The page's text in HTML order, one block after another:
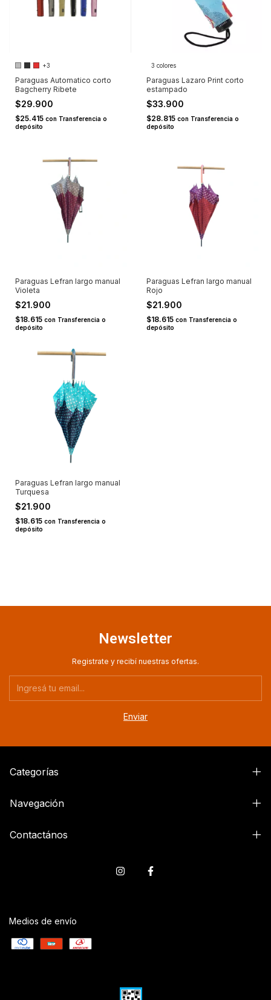
+3
Paraguas Automatico corto
Bagcherry Ribete
$29.900
$25.415 con Transferencia o
depósito
3 colores
Paraguas Lazaro Print corto
estampado
$33.900
$28.815 con Transferencia o
depósito
Paraguas Lefran largo manual
Violeta
$21.900
$18.615 con Transferencia o
depósito
Paraguas Lefran largo manual
Rojo
$21.900
$18.615 con Transferencia o
depósito
Paraguas Lefran largo manual
Turquesa
$21.900
$18.615 con Transferencia o
depósito
Newsletter
Registrate y recibí nuestras ofertas.
Categorías
Navegación
Contactános
Medios de envío